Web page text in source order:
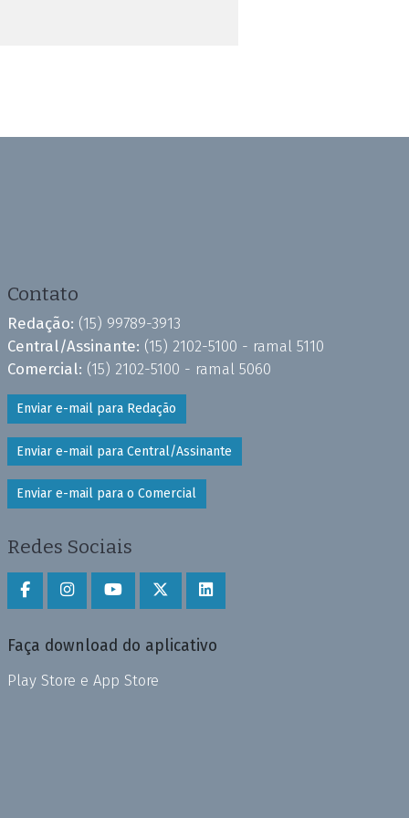
Contato
Redação: (15) 99789-3913
Central/Assinante: (15) 2102-5100 - ramal 5110
Comercial: (15) 2102-5100 - ramal 5060
Enviar e-mail para Redação
Enviar e-mail para Central/Assinante
Enviar e-mail para o Comercial
Redes Sociais
Faça download do aplicativo
Play Store e App Store